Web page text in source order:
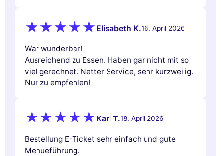
Elisabeth K.16. April 2026
War wunderbar!
Ausreichend zu Essen. Haben gar nicht mit so
viel gerechnet. Netter Service, sehr kurzweilig.
Nur zu empfehlen!
Karl T.18. April 2026
Bestellung E-Ticket sehr einfach und gute
Menueführung.